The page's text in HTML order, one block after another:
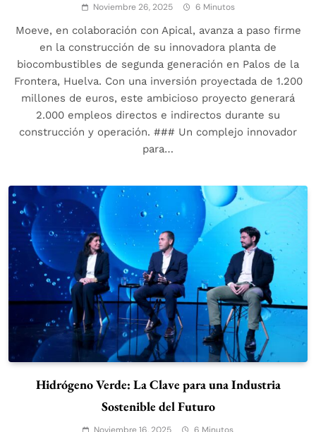
Noviembre 26, 2025 6 Minutos
Moeve, en colaboración con Apical, avanza a paso firme
en la construcción de su innovadora planta de
biocombustibles de segunda generación en Palos de la
Frontera, Huelva. Con una inversión proyectada de 1.200
millones de euros, este ambicioso proyecto generará
2.000 empleos directos e indirectos durante su
construcción y operación. ### Un complejo innovador
para…
Hidrógeno Verde: La Clave para una Industria
Sostenible del Futuro